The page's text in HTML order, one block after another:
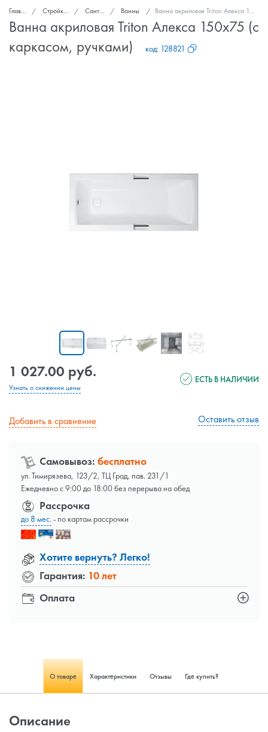
Главная Стройка и ремонт Сантехника Ванны Ванна акриловая Triton Алекса 150x75 (с каркасом, ручками)
Ванна акриловая Triton Алекса 150x75 (с
каркасом, ручками)
код: 128821
1 027.00 руб.
Узнать о снижении цены
ЕСТЬ В НАЛИЧИИ
Добавить в сравнение Оставить отзыв
Самовывоз: бесплатно
ул. Тимирязева, 123/2, ТЦ Град, пав. 231/1
Ежедневно с 9:00 до 18:00 без перерыва на обед
Оплата
Рассрочка
до 8 мес.- по картам рассрочки
Хотите вернуть? Легко!
Гарантия: 10 лет
О товаре Характеристики Отзывы Где купить?
Описание